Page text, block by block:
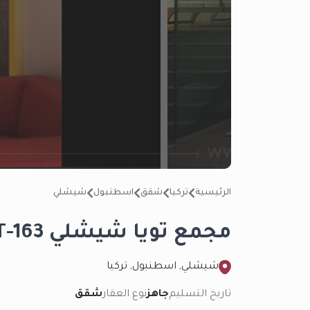
الرئيسية تركيا شقق اسطنبول شيشلي
مجمع تويا شيشلي IMT-163
شيشلي, اسطنبول, تركيا
تاريخ التسليمجاهزنوع العقارشقق